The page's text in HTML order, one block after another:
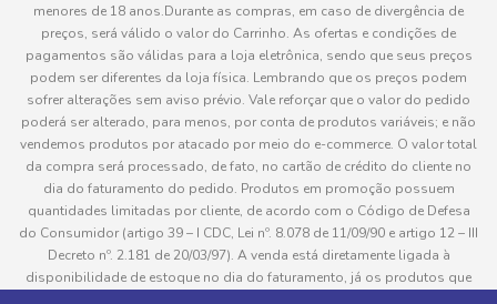
menores de 18 anos.Durante as compras, em caso de divergência de
preços, será válido o valor do Carrinho. As ofertas e condições de
pagamentos são válidas para a loja eletrônica, sendo que seus preços
podem ser diferentes da loja física. Lembrando que os preços podem
sofrer alterações sem aviso prévio. Vale reforçar que o valor do pedido
poderá ser alterado, para menos, por conta de produtos variáveis; e não
vendemos produtos por atacado por meio do e-commerce. O valor total
da compra será processado, de fato, no cartão de crédito do cliente no
dia do faturamento do pedido. Produtos em promoção possuem
quantidades limitadas por cliente, de acordo com o Código de Defesa
do Consumidor (artigo 39 – I CDC, Lei nº. 8.078 de 11/09/90 e artigo 12 – III
Decreto nº. 2.181 de 20/03/97). A venda está diretamente ligada à
disponibilidade de estoque no dia do faturamento, já os produtos que